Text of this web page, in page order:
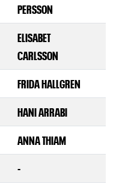
PERSSON
ELISABET
CARLSSON
FRIDA HALLGREN
HANI ARRABI
ANNA THIAM
-